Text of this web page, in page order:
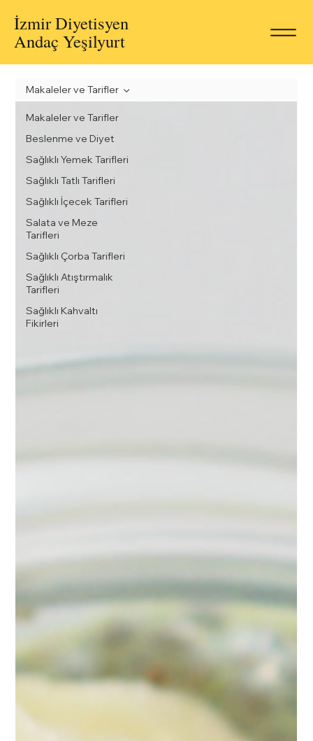
İzmir Diyetisyen
Andaç Yeşilyurt
Makaleler ve Tarifler
Beslenme ve Diyet
Sağlıklı Yemek Tarifleri
Sağlıklı Tatlı Tarifleri
Sağlıklı İçecek Tarifleri
Salata ve Meze
Tarifleri
Sağlıklı Çorba Tarifleri
Sağlıklı Atıştırmalık
Tarifleri
Sağlıklı Kahvaltı
Fikirleri
Makaleler ve Tarifler